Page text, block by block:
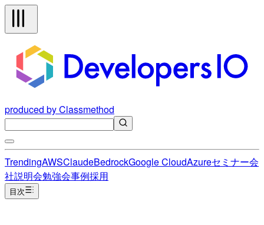
produced by Classmethod
TrendingAWSClaudeBedrockGoogle CloudAzureセミナー会
社説明会勉強会事例採用
目次